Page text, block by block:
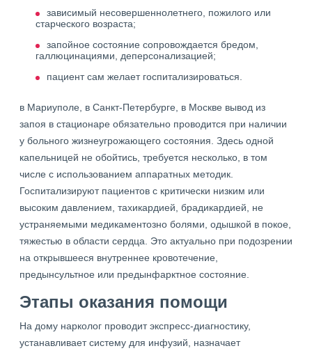
зависимый несовершеннолетнего, пожилого или
старческого возраста;
запойное состояние сопровождается бредом,
галлюцинациями, деперсонализацией;
пациент сам желает госпитализироваться.
в Мариуполе, в Санкт-Петербурге, в Москве вывод из
запоя в стационаре обязательно проводится при наличии
у больного жизнеугрожающего состояния. Здесь одной
капельницей не обойтись, требуется несколько, в том
числе с использованием аппаратных методик.
Госпитализируют пациентов с критически низким или
высоким давлением, тахикардией, брадикардией, не
устраняемыми медикаментозно болями, одышкой в покое,
тяжестью в области сердца. Это актуально при подозрении
на открывшееся внутреннее кровотечение,
предынсультное или предынфарктное состояние.
Этапы оказания помощи
На дому нарколог проводит экспресс-диагностику,
устанавливает систему для инфузий, назначает